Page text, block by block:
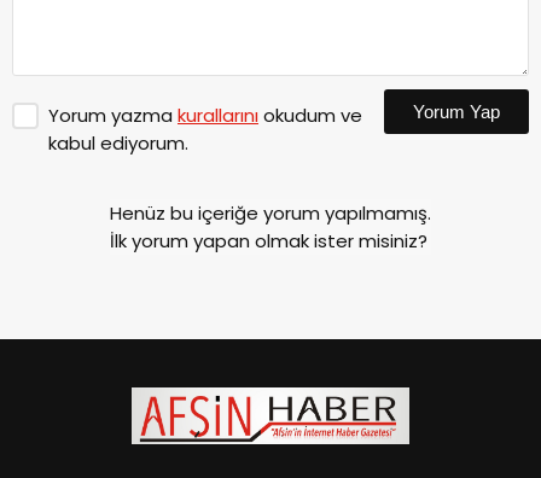
Yorum yazma kurallarınıokudum ve
kabul ediyorum.
Yorum Yap
Henüz bu içeriğe yorum yapılmamış.
İlk yorum yapan olmak ister misiniz?